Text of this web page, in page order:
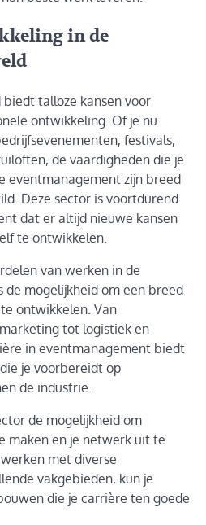
in de
talloze kansen voor
ontwikkeling. Of je nu
festivals,
de vaardigheden die je
eventmanagement zijn breed
Deze sector is voortdurend
dat er altijd nieuwe kansen
te ontwikkelen.
van werken in de
mogelijkheid om een breed
ontwikkelen. Van
tot logistiek en
in eventmanagement biedt
je voorbereidt op
de industrie.
de mogelijkheid om
maken en je netwerk uit te
met diverse
vakgebieden, kun je
die je carrière ten goede